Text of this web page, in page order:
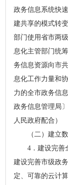
政务信息系统快
建共享的模式转
部门使用省市两
息化主管部门统
务信息资源向市
息化工作力量和
力的全市政务信
政务信息管理局
人民政府配合）
（二）建立
4．建设完善
建设完善市级政
定、可靠的云计